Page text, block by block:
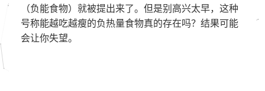
（负能食物）就被提出来了。但是别高兴太早，这种
号称能越吃越瘦的负热量食物真的存在吗？结果可能
会让你失望。